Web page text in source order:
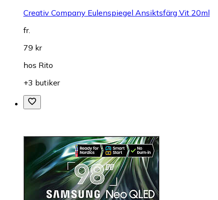
Creativ Company Eulenspiegel Ansiktsfärg Vit 20ml
fr.
79 kr
hos Rito
+3 butiker